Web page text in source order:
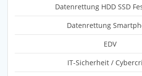
Datenrettung HDD SSD
Datenrettung
EDV
IT-Sicherheit /